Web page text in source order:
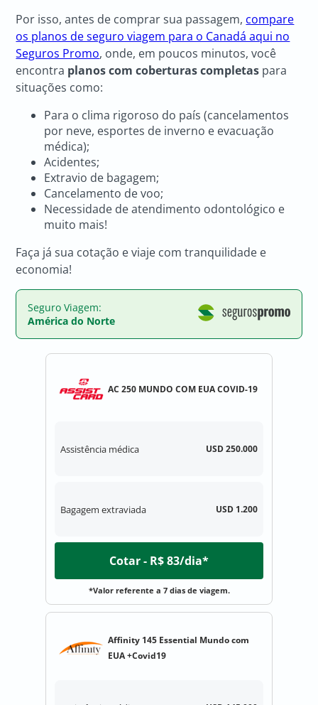
Por isso, antes de comprar sua passagem, compare
os planos de seguro viagem para o Canadá aqui no
Seguros Promo, onde, em poucos minutos, você
encontra planos com coberturas completas para
situações como:
Para o clima rigoroso do país (cancelamentos
por neve, esportes de inverno e evacuação
médica);
Acidentes;
Extravio de bagagem;
Cancelamento de voo;
Necessidade de atendimento odontológico e
muito mais!
Faça já sua cotação e viaje com tranquilidade e
economia!
Seguro Viagem:
América do Norte
AC 250 MUNDO COM EUA COVID-19
Assistência médica USD 250.000
Bagagem extraviada USD 1.200
Cotar - R$ 83/dia*
*Valor referente a 7 dias de viagem.
Affinity 145 Essential Mundo com
EUA +Covid19